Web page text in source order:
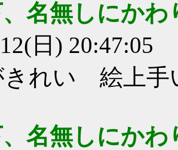
名無しにか
日) 20:47:05
きれい 絵上手
名無しにか